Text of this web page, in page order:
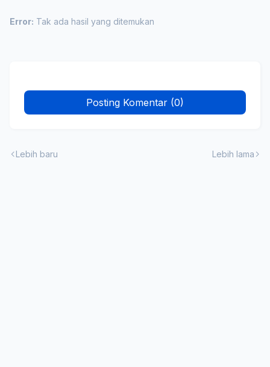
Error: Tak ada hasil yang ditemukan
Posting Komentar (0)
Lebih baru Lebih lama